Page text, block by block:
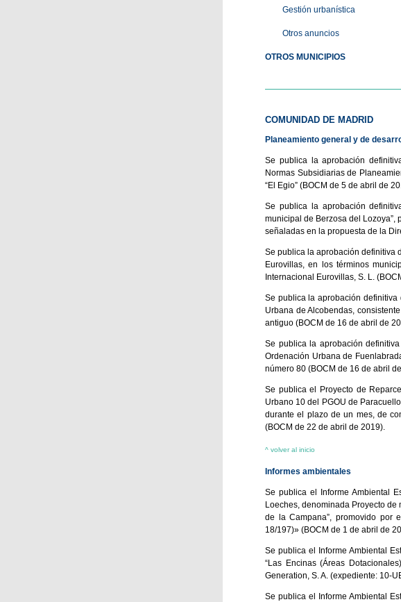
Gestión urbanística
Otros anuncios
OTROS MUNICIPIOS
COMUNIDAD DE MADRID
Planeamiento general y de
Se publica la aprobación
Normas Subsidiarias de
“El Egio” (BOCM de 5 de abril de
Se publica la aprobación
municipal de Berzosa del
señaladas en la propuesta de la
Se publica la aprobación definitiva
Eurovillas, en los términos
Internacional Eurovillas, S. L.
Se publica la aprobación
Urbana de Alcobendas,
antiguo (BOCM de 16 de abril de
Se publica la aprobación
Ordenación Urbana de
número 80 (BOCM de 16 de abril
Se publica el Proyecto de
Urbano 10 del PGOU de
durante el plazo de un mes, de
(BOCM de 22 de abril de 2019).
^ volver al inicio
Informes ambientales
Se publica el Informe Ambiental
Loeches, denominada Proyecto
de la Campana”, promovido por
18/197)» (BOCM de 1 de abril de
Se publica el Informe Ambiental
“Las Encinas (Áreas
Generation, S. A. (expediente: 10-
Se publica el Informe Ambiental